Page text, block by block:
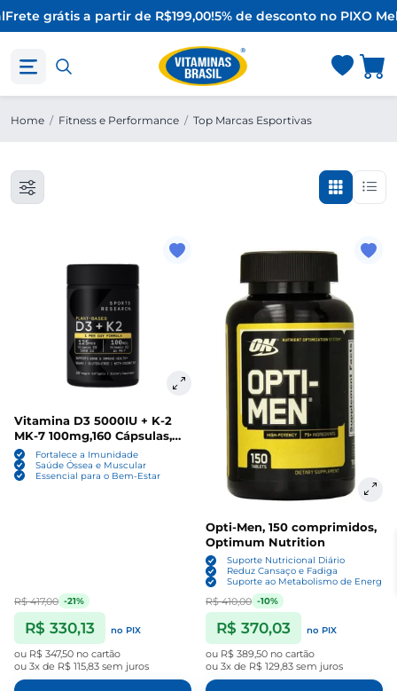
Frete grátis a partir de R$199,00!5% de desconto no PIXO
Home / Fitness e Performance / Top Marcas Esportivas
Vitamina D3 5000IU + K-2
MK-7 100mg,160 Cápsulas,
Sports Research
Fortalece a Imunidade
Saúde Óssea e Muscular
Essencial para o Bem-Estar
R$ 417,00 -21%
R$ 330,13 no PIX
ou R$ 347,50 no cartão
ou 3x de R$ 115,83 sem juros
Opti-Men, 150 comprimidos,
Optimum Nutrition
Suporte Nutricional Diário
Reduz Cansaço e Fadiga
Suporte ao Metabolismo de Energia
R$ 410,00 -10%
R$ 370,03 no PIX
ou R$ 389,50 no cartão
ou 3x de R$ 129,83 sem juros